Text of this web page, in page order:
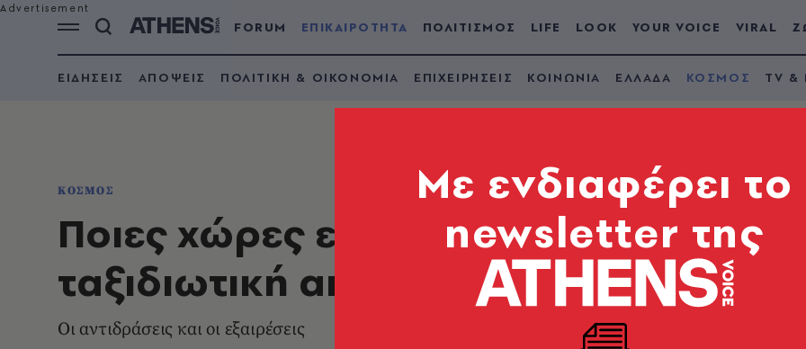
FORUM ΕΠΙΚΑΙΡΟΤΗΤΑ ΠΟΛΙΤΙΣΜΟΣ LIFE LOOK YOUR VOICE VIRAL
ΕΙΔΗΣΕΙΣ ΑΠΟΨΕΙΣ ΠΟΛΙΤΙΚΗ & ΟΙΚΟΝΟΜΙΑ ΕΠΙΧΕΙΡΗΣΕΙΣ ΚΟΙΝΩΝΙΑ ΕΛΛΑΔΑ ΚΟΣΜΟΣ TV &
ΚΟΣΜΟΣ
Ποιες χώρες επηρεάζονται από την
ταξιδιωτική απαγόρευση του Τραμπ
Οι αντιδράσεις και οι εξαιρέσεις
Mε ενδιαφέρει το
newsletter της